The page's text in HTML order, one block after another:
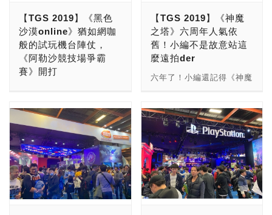
10:00～17:00為止。主要
是商務洽談與各式論壇舉辦
的地方，讓遊戲產業人士可
以參與、交流，並商談合作
機會。由於B2B Zone主要
報名的話，遊戲產業人士在
現場就得花500元買票進
入，若不是非遊戲產業相關
人士，則得花1,500元購票
進場，以維護預先報名者的
權利，以及維護展場內品
質。 B2B Zone的攤位中，
《Fate Grand Order》也
有推出活動，包準會讓粉絲
們拿獎拿到手軟！ 有興趣
的玩家和粉絲們不妨前往
TGS 2019展區中，現場一
【TGS 2019】《黑色
沙漠online》猶如網咖
般的試玩機台陣仗，
《阿勒沙競技場爭霸
賽》開打
色沙漠Online》、《黑色沙
漠MOBILE》進駐TGS
2019，除了讓玩家可以有
機會體驗到多人同時競技的
影子戰場外，還會在1/27舉
行》《黑色沙漠Online》的
第三屆阿勒沙冠軍賽，同時
【TGS 2019】《神魔
之塔》六周年人氣依
舊！小編不是故意站這
麼遠拍der
六年了！小編還記得《神魔
嗎？)，幾乎人人都在轉
珠！TGS 2019的今天，
《神魔之塔》正在慶祝六周
年活動，現場邀請知名實況
主和主持人們相繼炒熱氣
氛，同時也有玩家上場競
技。攤前人潮滿到小編不得